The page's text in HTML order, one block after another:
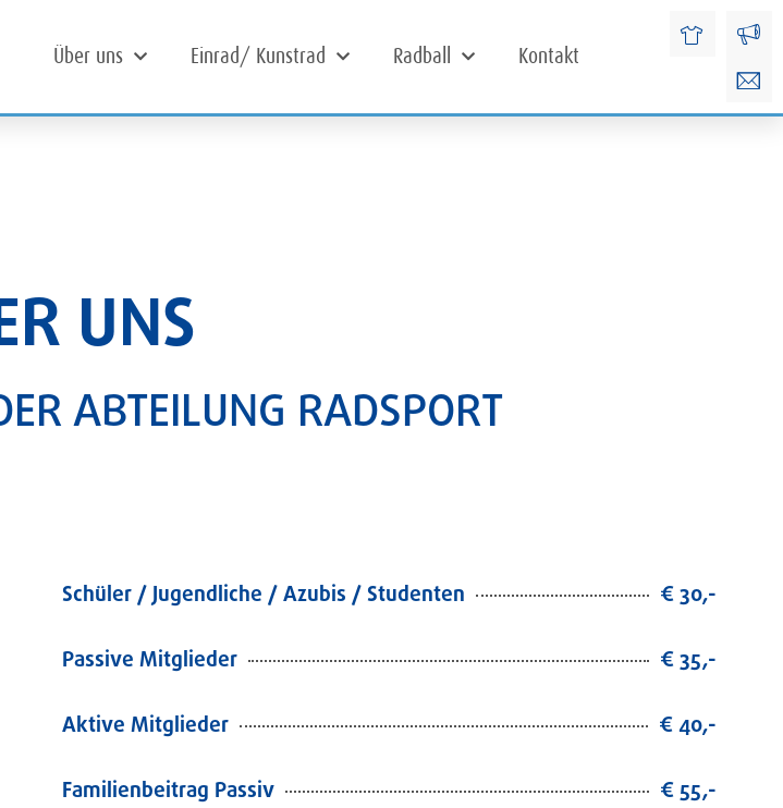
Über uns Einrad/ Kunstrad Radball Kontakt
UNS
ABTEILUNG RADSPORT
Schüler / Jugendliche / Azubis / Studenten € 30,-
Passive Mitglieder € 35,-
Aktive Mitglieder € 40,-
Familienbeitrag Passiv € 55,-